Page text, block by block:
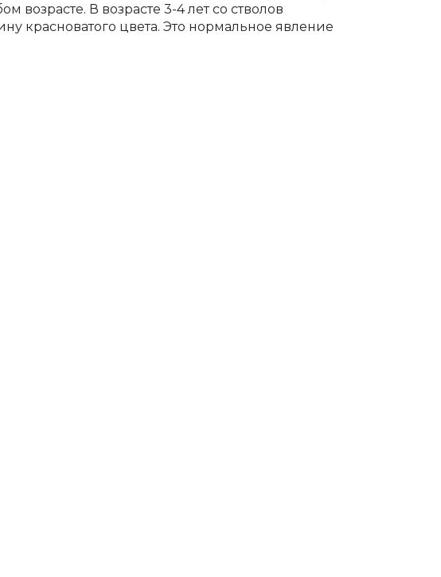
возрасте. В возрасте 3-4 лет со стволов
красноватого цвета. Это нормальное явление